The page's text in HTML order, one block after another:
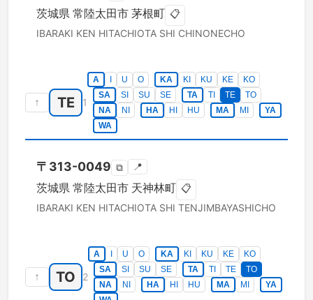
茨城県 常陸太田市 茅根町 📋
IBARAKI KEN HITACHIOTA SHI CHINONECHO
↑ TE 1
A U O KA KI KU KE
KO
SA
SI SU SE TA TI TE
TO
NA
NI HA HI HU MA MI
YA
WA
〒 313-0049 ⧉ 📍
茨城県 常陸太田市 天神林町 📋
IBARAKI KEN HITACHIOTA SHI TENJIMBAYASHICHO
↑ TO 2
A U O KA KI KU KE
KO
SA
SI SU SE TA TI TE
TO
NA
NI HA HI HU MA MI
YA